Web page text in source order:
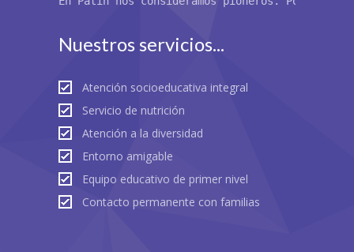
Nuestros servicios...
Atención socioeducativa integral
Servicio de nutrición
Atención a la diversidad
Entorno amigable
Equipo educativo de primer nivel
Contacto permanente con familias